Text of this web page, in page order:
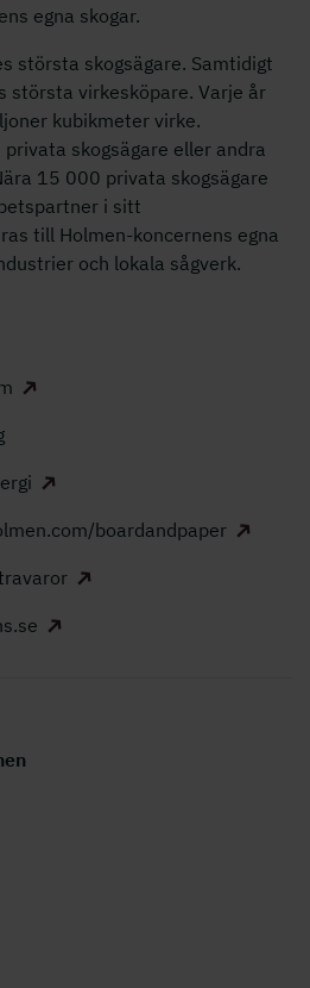
egna skogar.
största skogsägare. Samtidigt
största virkesköpare. Varje år
kubikmeter virke.
skogsägare eller andra
15 000 privata skogsägare
i sitt
till Holmen-koncernens egna
och lokala sågverk.
boardandpaper